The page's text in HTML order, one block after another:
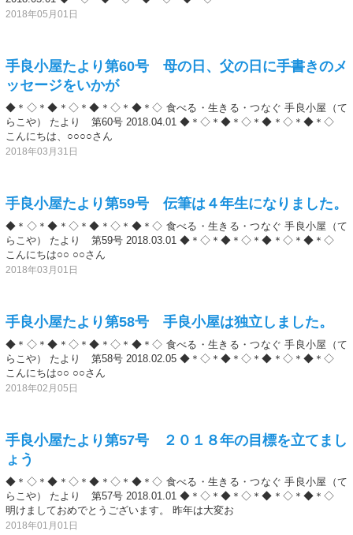
2018年05月01日
手良小屋たより第60号 母の日、父の日に手書きのメ
ッセージをいかが
◆＊◇＊◆＊◇＊◆＊◇＊◆＊◇ 食べる・生きる・つなぐ 手良小屋（て
らこや） たより 第60号 2018.04.01 ◆＊◇＊◆＊◇＊◆＊◇＊◆＊◇
こんにちは、○○○○さん
2018年03月31日
手良小屋たより第59号 伝筆は４年生になりました。
◆＊◇＊◆＊◇＊◆＊◇＊◆＊◇ 食べる・生きる・つなぐ 手良小屋（て
らこや） たより 第59号 2018.03.01 ◆＊◇＊◆＊◇＊◆＊◇＊◆＊◇
こんにちは○○ ○○さん
2018年03月01日
手良小屋たより第58号 手良小屋は独立しました。
◆＊◇＊◆＊◇＊◆＊◇＊◆＊◇ 食べる・生きる・つなぐ 手良小屋（て
らこや） たより 第58号 2018.02.05 ◆＊◇＊◆＊◇＊◆＊◇＊◆＊◇
こんにちは○○ ○○さん
2018年02月05日
手良小屋たより第57号 ２０１８年の目標を立てまし
ょう
◆＊◇＊◆＊◇＊◆＊◇＊◆＊◇ 食べる・生きる・つなぐ 手良小屋（て
らこや） たより 第57号 2018.01.01 ◆＊◇＊◆＊◇＊◆＊◇＊◆＊◇
明けましておめでとうございます。 昨年は大変お
2018年01月01日